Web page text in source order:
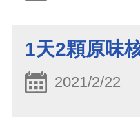
1天2顆原味
2021/2/22